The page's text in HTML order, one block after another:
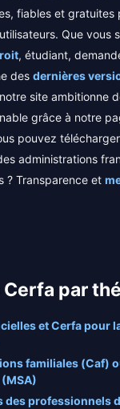
fiables et gratuites
Que vous
, étudiant,
des dernières
site ambitionne
grâce à notre
pouvez
administrations
? Transparence et
Cerfa par
et Cerfa pour
familiales (Caf)
des professionnels